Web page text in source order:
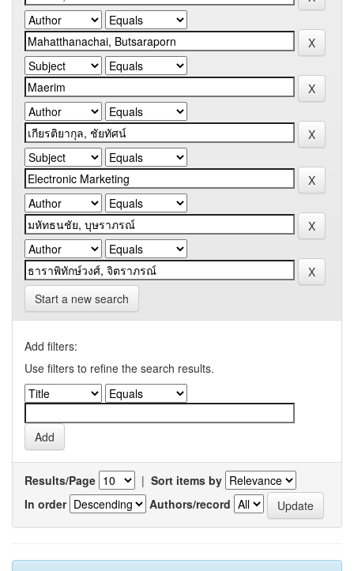
Start a new search
Add filters:
Use filters to refine the search results.
Results/Page | Sort items by
In order
Authors/record